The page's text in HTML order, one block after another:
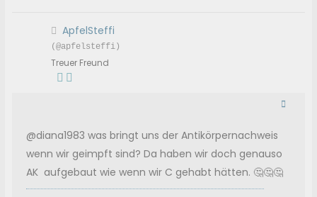
ApfelSteffi
(@apfelsteffi)
Treuer Freund
@diana1983 was bringt uns der Antikörpernachweis
wenn wir geimpft sind? Da haben wir doch genauso
AK aufgebaut wie wenn wir C gehabt hätten. 🤔🤔🤔